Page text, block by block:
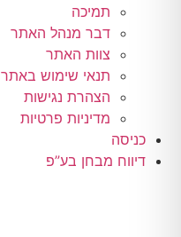
תמיכה
דבר מנהל האתר
צוות האתר
תנאי שימוש באתר
הצהרת נגישות
מדיניות פרטיות
כניסה
דיווח מבחן בע”פ